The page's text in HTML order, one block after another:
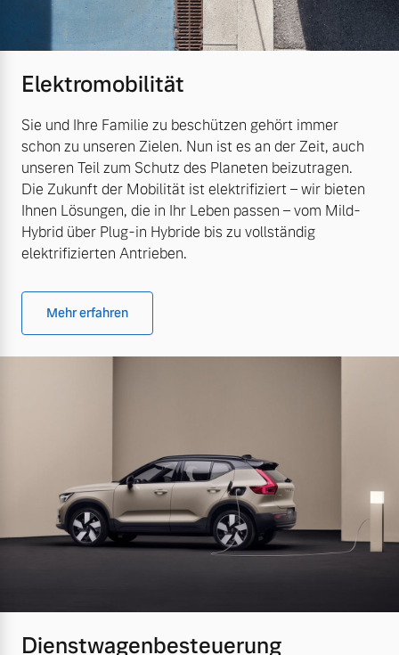
Elektromobilität
Sie und Ihre Familie zu beschützen gehört immer
schon zu unseren Zielen. Nun ist es an der Zeit, auch
unseren Teil zum Schutz des Planeten beizutragen.
Die Zukunft der Mobilität ist elektrifiziert – wir bieten
Ihnen Lösungen, die in Ihr Leben passen – vom Mild-
Hybrid über Plug-in Hybride bis zu vollständig
elektrifizierten Antrieben.
Mehr erfahren
Dienstwagenbesteuerung